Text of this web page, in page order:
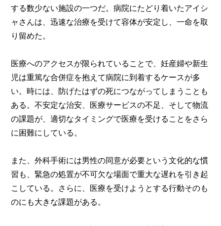
する数少ない施設の一つだ。病院にたどり着いたアイシ
ャさんは、迅速な治療を受けて容体が安定し、一命を取
り留めた。
医療へのアクセスが限られていることで、妊産婦や新生
児は重篤な合併症を抱えて病院に到着するケースが多
い。時には、防げたはずの死につながってしまうことも
ある。不安定な治安、医療サービスの不足、そして物流
の課題が、適切なタイミングで医療を受けることをさら
に困難にしている。
また、外科手術には男性の同意が必要という文化的な慣
習も、緊急の処置が不可欠な場面で重大な遅れを引き起
こしている。さらに、医療を受けようとする行動そのも
のにも大きな課題がある。